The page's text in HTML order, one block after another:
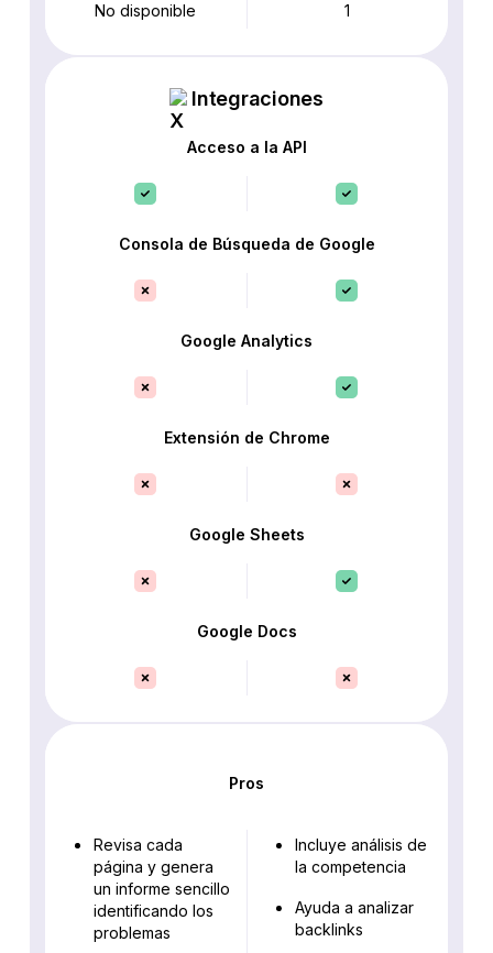
No disponible 1
Integraciones
Acceso a la API
Consola de Búsqueda de Google
Google Analytics
Extensión de Chrome
Google Sheets
Google Docs
Pros
Revisa cada
página y genera
un informe sencillo
identificando los
problemas
Incluye análisis de
la competencia
Ayuda a analizar
backlinks